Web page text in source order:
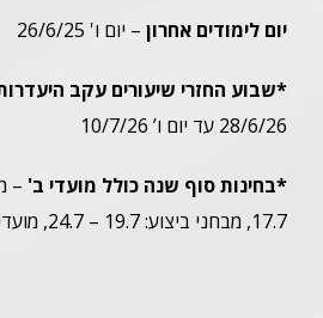
יום לימודים אחרון – יום ו' 26/6/25
*שבוע החזרי שיעורים עקב
28/6/26 עד יום ו’ 10/7/26
*בחינות סוף שנה כולל מועדי ב'
17.7, מבחני ביצוע: 19.7 – 24.7, מועדי ב': 26.7 – 31.7.